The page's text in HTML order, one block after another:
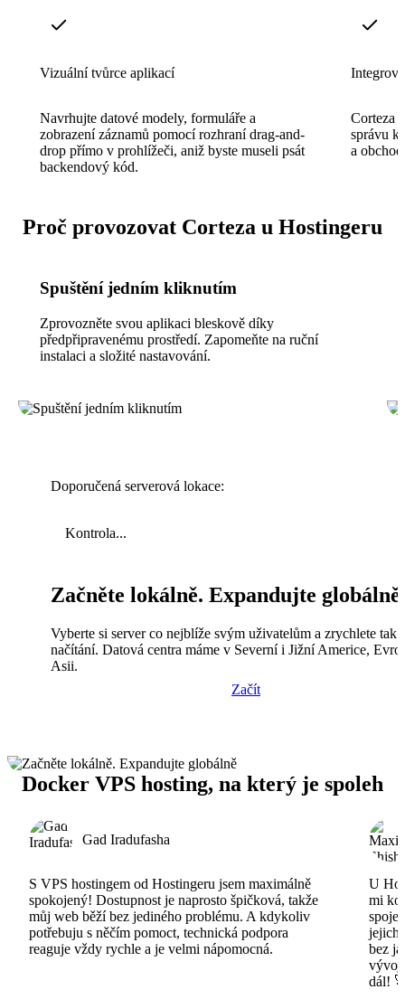
Vizuální tvůrce aplikací
Navrhujte datové modely, formuláře a
zobrazení záznamů pomocí rozhraní drag-and-
drop přímo v prohlížeči, aniž byste museli psát
backendový kód.
Corteza
správu
a
Proč provozovat Corteza u Hostingeru
Spuštění jedním kliknutím
Zprovozněte svou aplikaci bleskově díky
předpřipravenému prostředí. Zapomeňte na ruční
instalaci a složité nastavování.
Doporučená serverová lokace:
Kontrola...
Začněte lokálně. Expandujte globálně
Vyberte si server co nejblíže svým uživatelům a zrychlete tak
načítání. Datová centra máme v Severní i Jižní Americe,
Asii.
Začít
Docker VPS hosting, na který je spoleh
Gad Iradufasha
S VPS hostingem od Hostingeru jsem maximálně
spokojený! Dostupnost je naprosto špičková, takže
můj web běží bez jediného problému. A kdykoliv
potřebuju s něčím pomoct, technická podpora
reaguje vždy rychle a je velmi nápomocná.
U
mi
jejich
bez
dál!